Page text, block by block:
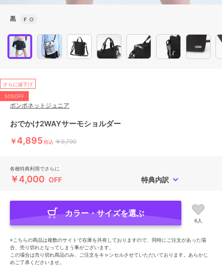
黒 F ○
さらに値下げ
50%OFF
ポンポネットジュニア
おでかけ2WAYサーモショルダー
￥4,895税込 ￥9,790
各種特典利用でさらに
￥4,000 OFF 特典内訳
カラー・サイズを選ぶ
6人
※こちらの商品は複数のサイトで在庫を共有しておりますので、同時にご注文があった場
合、売り切れとなってしまう事がございます。
この場合は売り切れ商品のみ、ご注文をキャンセルさせていただいております。あらかじ
めご了承くださいませ。